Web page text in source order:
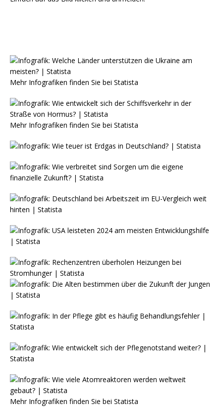
Mehr Infografiken finden Sie bei Statista
Mehr Infografiken finden Sie bei Statista
Mehr Infografiken finden Sie bei Statista